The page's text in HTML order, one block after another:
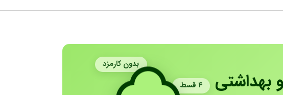
بهداشتی
بدون کارمزد
۴ قسط